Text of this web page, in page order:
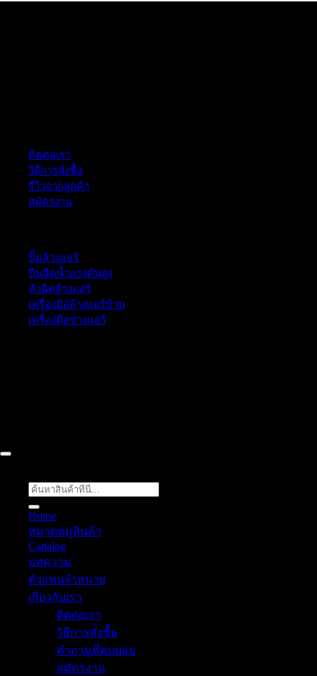
ติดต่อเรา
วิธีการสั่งซื้อ
รีวิวจากลูกค้า
สมัครงาน
ปั๊มล้างแอร์
ปืนฉีดน้ำเเรงดันสูง
หัวฉีดล้างแอร์
เครื่องมือล้างแอร์บ้าน
เครื่องมือช่างแอร์
ค้นหา:
Home
หมวดหมู่สินค้า
Cattalog
บทความ
ตัวแทนจำหน่าย
เกี่ยวกับเรา
ติดต่อเรา
วิธีการสั่งซื้อ
คำถามที่พบบ่อย
สมัครงาน